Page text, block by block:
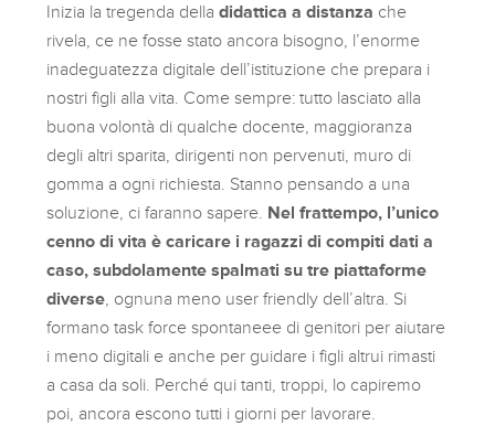
Inizia la tregenda delladidattica a distanza che
rivela, ce ne fosse stato ancora bisogno, l’enorme
inadeguatezza digitale dell’istituzione che prepara i
nostri figli alla vita. Come sempre: tutto lasciato alla
buona volontà di qualche docente, maggioranza
degli altri sparita, dirigenti non pervenuti, muro di
gomma a ogni richiesta. Stanno pensando a una
soluzione, ci faranno sapere. Nel frattempo, l’unico
cenno di vita è caricare i ragazzi di compiti dati a
caso, subdolamente spalmati su tre piattaforme
diverse , ognuna meno user friendly dell’altra. Si
formano task force spontaneee di genitori per aiutare
i meno digitali e anche per guidare i figli altrui rimasti
a casa da soli. Perché qui tanti, troppi, lo capiremo
poi, ancora escono tutti i giorni per lavorare.